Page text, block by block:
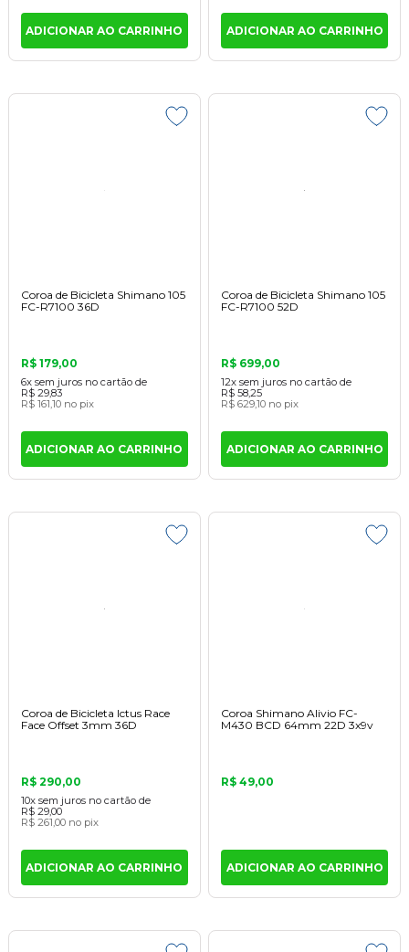
ADICIONAR AO CARRINHO ADICIONAR AO CARRINHO
Coroa de Bicicleta Shimano 105
FC-R7100 36D
R$ 179,00
6x sem juros no cartãode
R$ 29,83
R$ 161,10 no pix
ADICIONAR AO CARRINHO
Coroa de Bicicleta Shimano 105
FC-R7100 52D
R$ 699,00
12x sem juros no cartão de
R$ 58,25
R$ 629,10 no pix
ADICIONAR AO CARRINHO
Coroa de Bicicleta Ictus Race
Face Offset 3mm 36D
R$ 290,00
10x sem juros no cartãode
R$ 29,00
R$ 261,00 no pix
ADICIONAR AO CARRINHO
Coroa Shimano Alivio FC-
M430 BCD 64mm 22D 3x9v
R$ 49,00
ADICIONAR AO CARRINHO